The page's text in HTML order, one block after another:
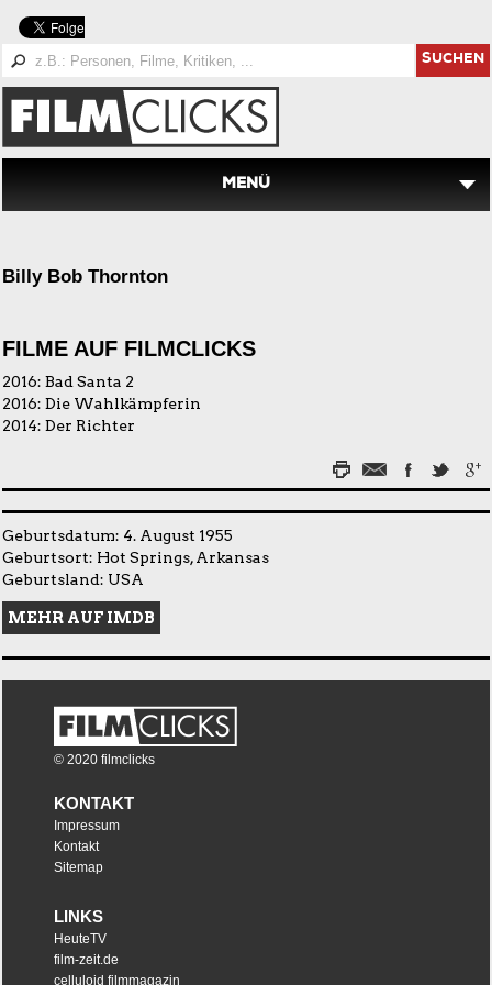
SUCHEN
MENÜ
Billy Bob Thornton
FILME AUF FILMCLICKS
2016: Bad Santa 2
2016: Die Wahlkämpferin
2014: Der Richter
Geburtsdatum: 4. August 1955
Geburtsort: Hot Springs, Arkansas
Geburtsland: USA
MEHR AUF IMDB
© 2020 filmclicks
KONTAKT
Impressum
Kontakt
Sitemap
LINKS
HeuteTV
film-zeit.de
celluloid filmmagazin